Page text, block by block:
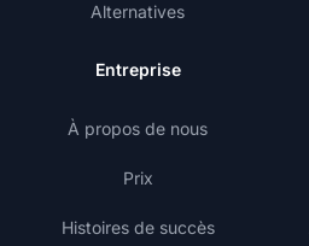
Alternatives
Entreprise
À propos de nous
Prix
Histoires de succès